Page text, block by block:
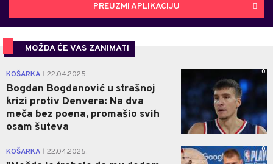
PREUZMI APLIKACIJU
MOŽDA ĆE VAS ZANIMATI
KOŠARKA 22.04.2025.
Bogdan Bogdanović u strašnoj
krizi protiv Denvera: Na dva
meča bez poena, promašio svih
osam šuteva
0
KOŠARKA 22.04.2025. 0